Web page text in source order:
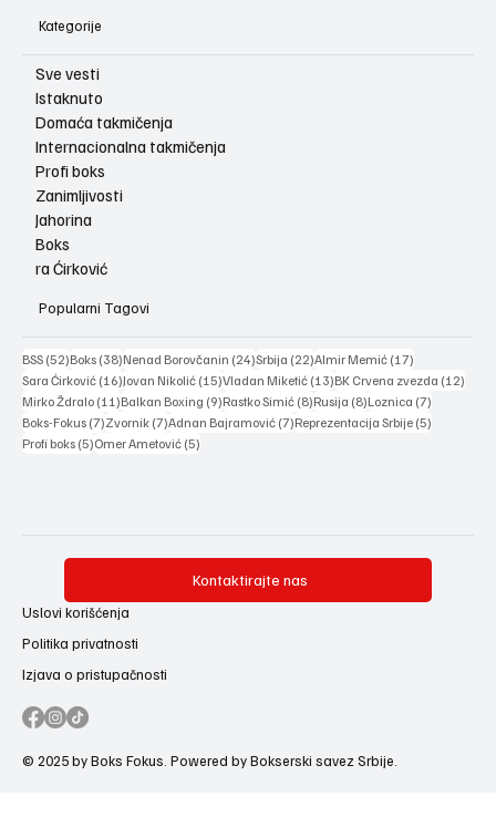
Kategorije
Sve vesti
Istaknuto
Domaća takmičenja
Internacionalna takmičenja
Profi boks
Zanimljivosti
Jahorina
Boks
ra Ćirković
Popularni Tagovi
BSS (52)52 posts
Boks (38)38 posts
Nenad Borovčanin (24)24 posts
Srbija (22)22 posts
Almir Memić (17)
Sara Ćirković (16)16 posts
Jovan Nikolić (15)15 posts
Vladan Miketić (13)13 posts
BK Crvena zvezda (12)
Mirko Ždralo (11)11 posts
Balkan Boxing (9)9 posts
Rastko Simić (8)8 posts
Rusija (8)8 posts
Loznica (7)
Boks-Fokus (7)7 posts
Zvornik (7)7 posts
Adnan Bajramović (7)7 posts
Reprezentacija Srbije (5)
Profi boks (5)5 posts
Omer Ametović (5)
Kontaktirajte nas
Uslovi korišćenja
Politika privatnosti
Izjava o pristupačnosti
© 2025 by Boks Fokus. Powered by Bokserski savez Srbije.